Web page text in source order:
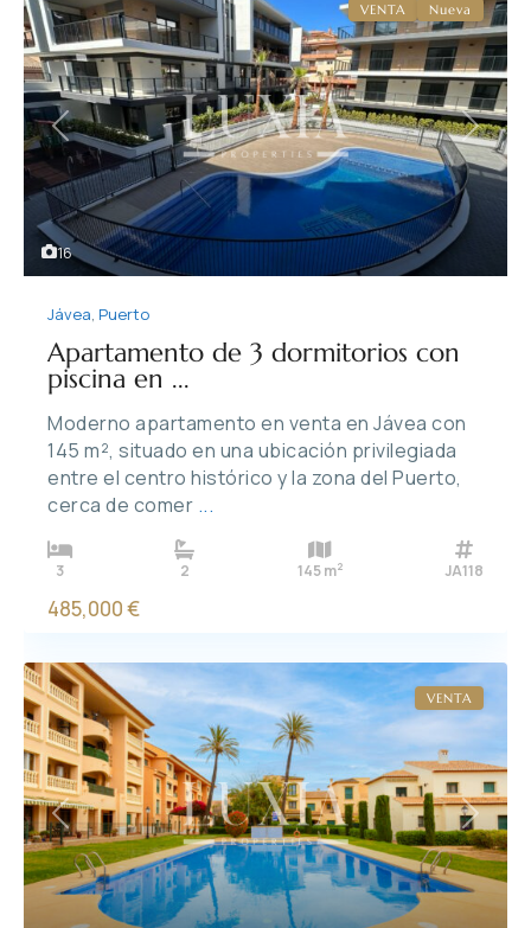
16
Previous Next
VENTA Nueva
Jávea, Puerto
Apartamento de 3 dormitorios con
piscina en ...
Moderno apartamento en venta en Jávea con
145 m², situado en una ubicación privilegiada
entre el centro histórico y la zona del Puerto,
cerca de comer ...
3 2 145 m2 JA118
485,000 €
Previous Next
VENTA